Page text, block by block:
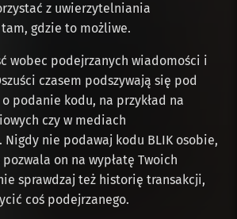
z uwierzytelniania
gdzie to możliwe.
wobec podejrzanych wiadomości i
czasem podszywają się pod
podanie kodu, na przykład na
czy w mediach
Nigdy nie podawaj kodu BLIK osobie,
on na wypłatę Twoich
sprawdzaj też historię transakcji,
coś podejrzanego.